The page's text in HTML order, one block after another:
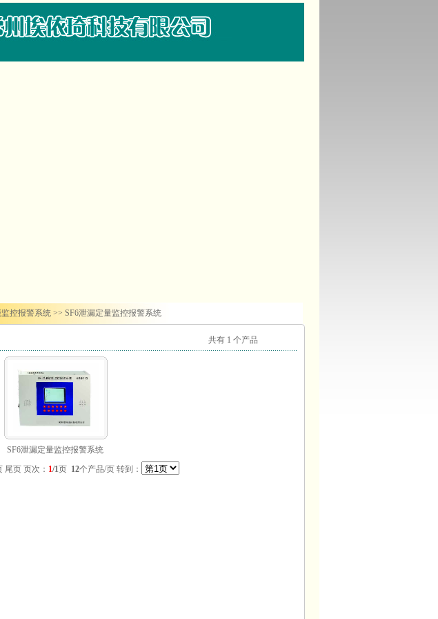
控报警系统 >> SF6泄漏定量监控报警系统
共有 1 个产品
SF6泄漏定量监控报警系统
尾页 页次： 1/1页 12个产品/页 转到：